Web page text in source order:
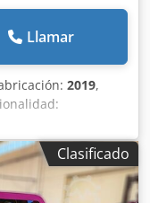
Llamar
2019,
modelo TEE,
de 800 V. Crodpfx
Clasificado